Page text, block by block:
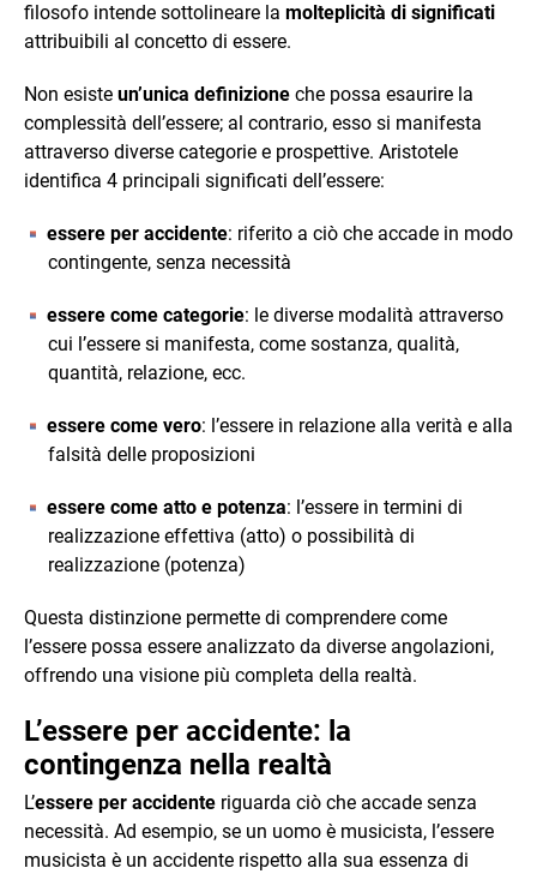
filosofo intende sottolineare la molteplicità di significati
attribuibili al concetto di essere.
Non esiste un’unica definizione che possa esaurire la
complessità dell’essere; al contrario, esso si manifesta
attraverso diverse categorie e prospettive. Aristotele
identifica 4 principali significati dell’essere:
essere per accidente: riferito a ciò che accade in modo
contingente, senza necessità
essere come categorie: le diverse modalità attraverso
cui l’essere si manifesta, come sostanza, qualità,
quantità, relazione, ecc.
essere come vero: l’essere in relazione alla verità e alla
falsità delle proposizioni
essere come atto e potenza: l’essere in termini di
realizzazione effettiva (atto) o possibilità di
realizzazione (potenza)
Questa distinzione permette di comprendere come
l’essere possa essere analizzato da diverse angolazioni,
offrendo una visione più completa della realtà.
L’essere per accidente: la
contingenza nella realtà
L’essere per accidente riguarda ciò che accade senza
necessità. Ad esempio, se un uomo è musicista, l’essere
musicista è un accidente rispetto alla sua essenza di